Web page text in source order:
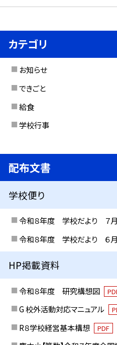
カテゴリ
お知らせ
できごと
給食
学校行事
配布文書
学校便り
令和８年度 学校だより ７
令和８年度 学校だより ６
HP掲載資料
令和８年度 研究構想図
G 校外活動対応マニュアル
R８学校経営基本構想
PDF